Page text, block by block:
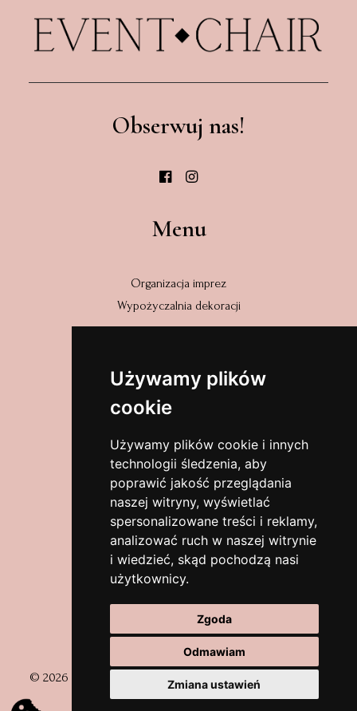
Używamy plików
cookie
Używamy plików cookie i innych
technologii śledzenia, aby
poprawić jakość przeglądania
naszej witryny, wyświetlać
spersonalizowane treści i reklamy,
analizować ruch w naszej witrynie
i wiedzieć, skąd pochodzą nasi
użytkownicy.
Zgoda
Odmawiam
Zmiana ustawień
Obserwuj nas!
Menu
Organizacja imprez
Wypożyczalnia dekoracji
Wyszyńskiego 31/2
58-320 Walim
dolnośląskie, Polska
Zobacz na mapach
Kontakt
biuro@eventchair.pl
+48 513-150-119
© 2026 Event Chair. Wszystkie prawa zastrzeżone |
prywatności| Strona stworzona przezCC